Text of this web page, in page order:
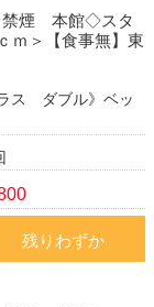
禁煙 本館◇スタ
ｍ＞【食事無】東
ス ダブル》ベッ
残りわずか